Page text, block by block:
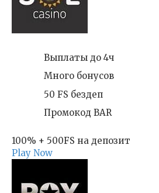
Выплаты до 4ч
Много бонусов
50 FS бездеп
Промокод BAR
100% + 500FS на депозит
Play Now